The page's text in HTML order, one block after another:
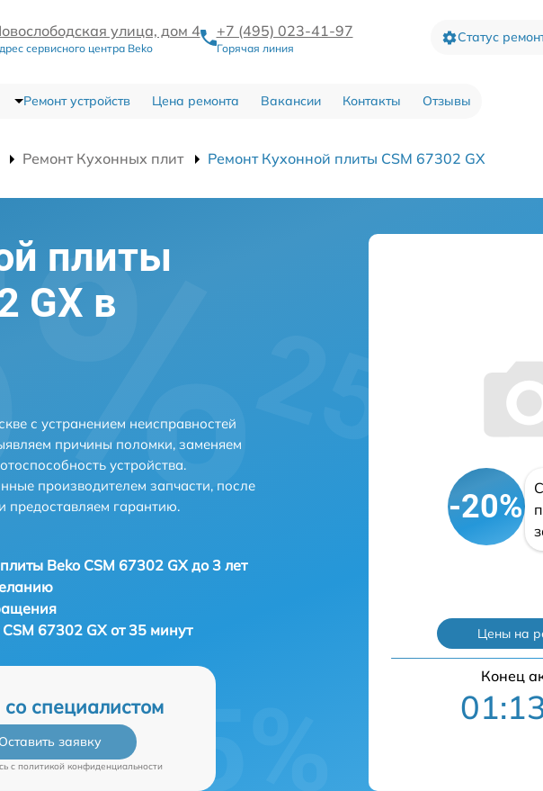
улица, дом 4
сервисного центра Beko
+7 (495) 023-41-97
Горячая линия
Статус
Ремонт устройств Цена ремонта Вакансии Контакты Отзывы
Ремонт Кухонных плит Ремонт Кухонной плиты CSM 67302 GX
плиты
GX в
с устранением неисправностей
причины поломки, заменяем
устройства.
производителем запчасти, после
предоставляем гарантию.
Beko CSM 67302 GX до 3 лет
67302 GX от 35 минут
специалистом
Оставить заявку
c политикой конфиденциальности
-20%
Цены на
Конец